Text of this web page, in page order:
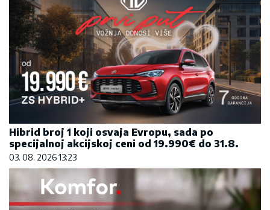
Hibrid broj 1 koji osvaja Evropu, sada po
specijalnoj akcijskoj ceni od 19.990€ do 31.8.
03. 08. 2026 13:23